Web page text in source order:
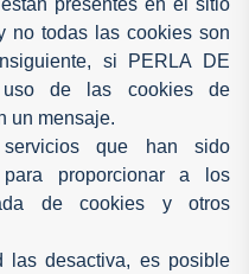
no todas las cookies son
si PERLA DE
de las cookies de
un mensaje.
que han sido
para proporcionar a los
de cookies y otros
las desactiva, es posible